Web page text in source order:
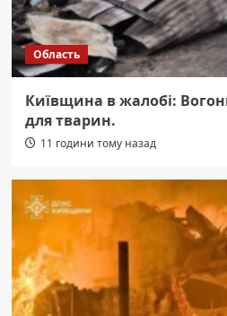
Область
Київщина в жалобі:
для тварин.
11 години тому назад